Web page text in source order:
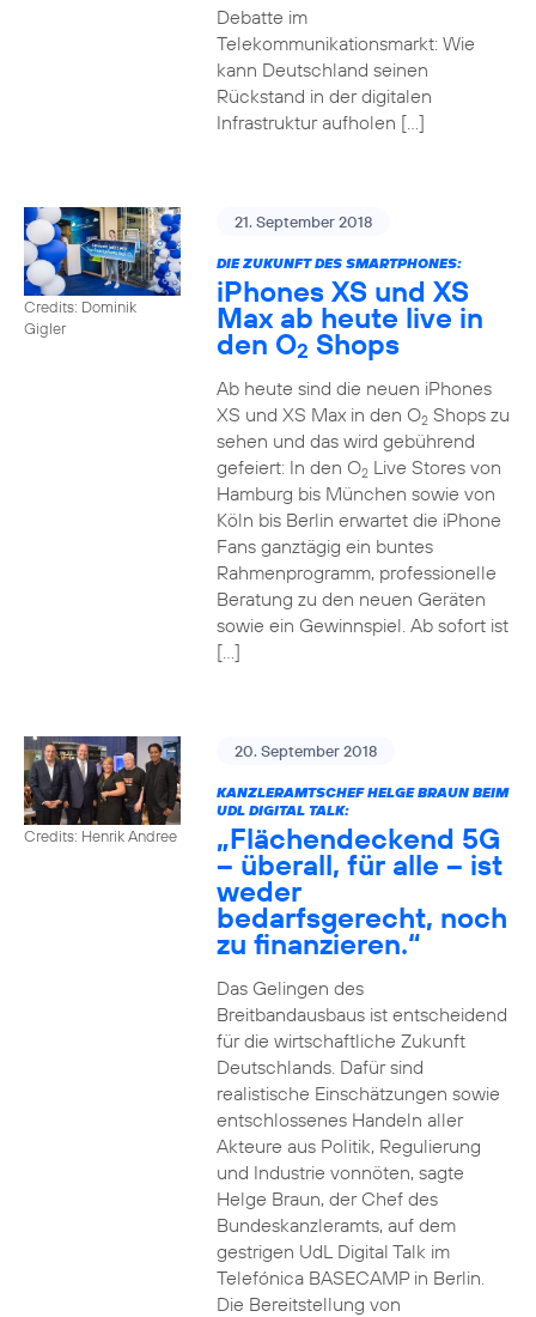
Debatte im
Telekommunikationsmarkt: Wie
kann Deutschland seinen
Rückstand in der digitalen
Infrastruktur aufholen […]
Credits: Dominik
Gigler
21. September 2018
DIE ZUKUNFT DES SMARTPHONES:
iPhones XS und XS
Max ab heute live in
den O2 Shops
Ab heute sind die neuen iPhones
XS und XS Max in den O2Shops zu
sehen und das wird gebührend
gefeiert: In den O2Live Stores von
Hamburg bis München sowie von
Köln bis Berlin erwartet die iPhone
Fans ganztägig ein buntes
Rahmenprogramm, professionelle
Beratung zu den neuen Geräten
sowie ein Gewinnspiel. Ab sofort ist
[…]
Credits: Henrik Andree
20. September 2018
KANZLERAMTSCHEF HELGE BRAUN BEIM
UDL DIGITAL TALK:
„Flächendeckend 5G
– überall, für alle – ist
weder
bedarfsgerecht, noch
zu finanzieren.“
Das Gelingen des
Breitbandausbaus ist entscheidend
für die wirtschaftliche Zukunft
Deutschlands. Dafür sind
realistische Einschätzungen sowie
entschlossenes Handeln aller
Akteure aus Politik, Regulierung
und Industrie vonnöten, sagte
Helge Braun, der Chef des
Bundeskanzleramts, auf dem
gestrigen UdL Digital Talk im
Telefónica BASECAMP in Berlin.
Die Bereitstellung von